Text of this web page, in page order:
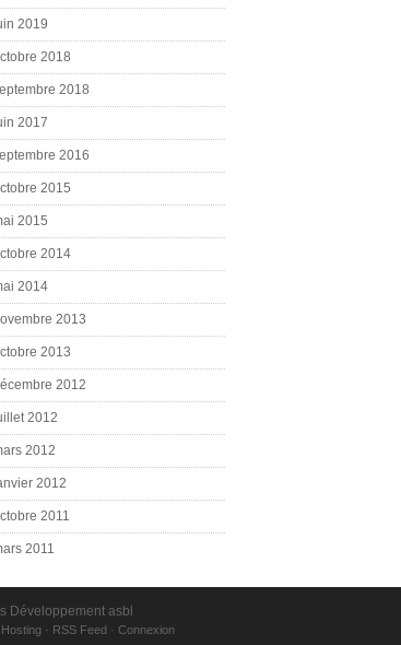
2019
2018
2018
2017
2016
2015
2015
2014
2014
2013
2013
2012
2012
2012
2012
2011
2011
Développement asbl
· RSS Feed · Connexion